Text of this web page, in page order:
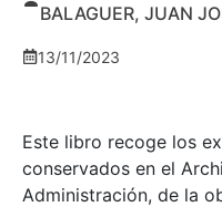
BALAGUER, JUAN
13/11/2023
Este libro recoge los
conservados en el
Administración, de la